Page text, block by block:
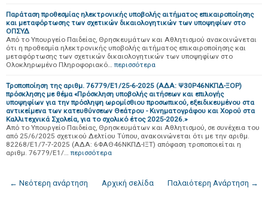
Παράταση προθεσμίας ηλεκτρονικής υποβολής αιτήματος επικαιροποίησης
και μεταφόρτωσης των σχετικών δικαιολογητικών των υποψηφίων στο
ΟΠΣΥΔ
Από το Υπουργείο Παιδείας, Θρησκευμάτων και Αθλητισμού ανακοινώνεται
ότι η προθεσμία ηλεκτρονικής υποβολής αιτήματος επικαιροποίησης και
μεταφόρτωσης των σχετικών δικαιολογητικών των υποψηφίων στο
Ολοκληρωμένο Πληροφοριακό… περισσότερα
Τροποποίηση της αριθμ. 76779/Ε1/25-6-2025 (ΑΔΑ: Ψ30Ρ46ΝΚΠΔ-ΞΟΡ)
πρόσκλησης με θέμα «Πρόσκληση υποβολής αιτήσεων και επιλογής
υποψηφίων για την πρόσληψη ωρομίσθιου προσωπικού, εξειδικευμένου στα
αντικείμενα των κατευθύνσεων Θεάτρου - Κινηματογράφου και Χορού στα
Καλλιτεχνικά Σχολεία, για το σχολικό έτος 2025-2026.»
Από το Υπουργείο Παιδείας, Θρησκευμάτων και Αθλητισμού, σε συνέχεια του
από 25/6/2025 σχετικού Δελτίου Τύπου, ανακοινώνεται ότι με την αριθμ.
82268/Ε1/7-7-2025 (ΑΔΑ: 6ΦΑΘ46ΝΚΠΔ-ΙΞΤ) απόφαση τροποποιείται η
αριθμ. 76779/Ε1/… περισσότερα
← Νεότερη ανάρτηση Παλαιότερη Ανάρτηση →
Αρχική σελίδα